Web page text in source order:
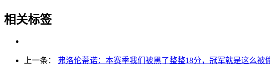
相关标签
上一条：
弗洛伦蒂诺：本赛季我们被黑了整整18分，冠军就是这么被